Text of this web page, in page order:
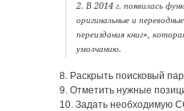
2. В 2014 г. появилась
оригинальные и
переиздания книг»,
умолчанию.
8. Раскрыть поисковый
9. Отметить нужные
10. Задать